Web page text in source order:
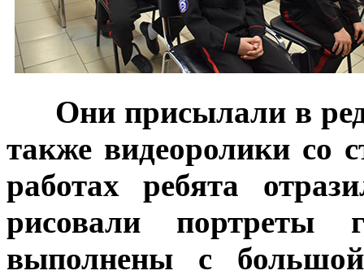
Они присылали в
также видеоролики со
работах ребята
рисовали портреты
выполнены с